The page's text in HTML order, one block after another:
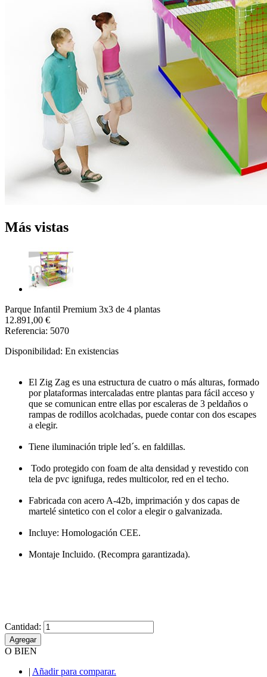
Más vistas
Parque Infantil Premium 3x3 de 4 plantas
12.891,00 €
Referencia: 5070
Disponibilidad: En existencias
El Zig Zag es una estructura de cuatro o más alturas, formado
por plataformas intercaladas entre plantas para fácil acceso y
que se comunican entre ellas por escaleras de 3 peldaños o
rampas de rodillos acolchadas, puede contar con dos escapes
a elegir.
Tiene iluminación triple led´s. en faldillas.
Todo protegido con foam de alta densidad y revestido con
tela de pvc ignifuga, redes multicolor, red en el techo.
Fabricada con acero A-42b, imprimación y dos capas de
martelé sintetico con el color a elegir o galvanizada.
Incluye: Homologación CEE.
Montaje Incluido. (Recompra garantizada).
Cantidad:
Agregar
O BIEN
| Añadir para comparar.